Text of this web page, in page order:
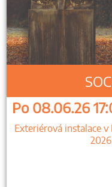
Po 08.06.26
Exteriérová instalace v